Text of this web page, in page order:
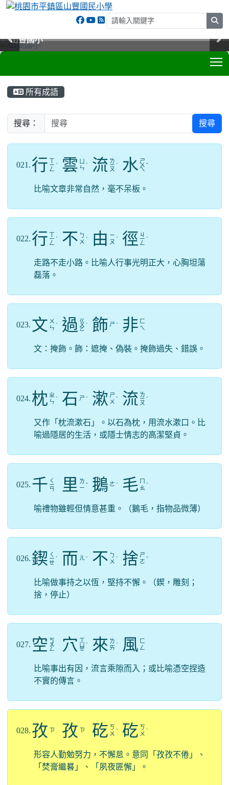
山豐國小
山豐國小
山豐國小
山豐國小
所有成語
搜尋： 搜尋
021. 行 ㄧ
ㄥ
ˊ 雲 ㄣ ˊ 流 ㄌ
ㄧ
ㄡ
ˊ 水 ㄕ
ㄨ
ㄟ
ˇ
比喻文章非常自然，毫不呆板。
022. 行 ㄧ
ㄥ
ˊ 不 ㄅ
ㄨ ˋ 由 ㄧ
ㄡ ˊ 徑 ㄐ
ㄧ
ㄥ
ˋ
走路不走小路。比喻人行事光明正大，心胸坦蕩
磊落。
023. 文 ㄨ
ㄣ ˋ 過 ㄍ
ㄨ
ㄛ
ˋ 飾 ㄕ ˋ 非 ㄈ
ㄟ
文：掩飾。飾：遮掩、偽裝。掩飾過失、錯誤。
024. 枕 ㄓ
ㄣ ˋ 石 ㄕ ˊ 漱 ㄕ
ㄨ ˋ 流 ㄌ
ㄧ
ㄡ
ˊ
又作「枕流漱石」。以石為枕，用流水漱口。比
喻過隱居的生活，或隱士情志的高潔堅貞。
025. 千 ㄑ
ㄧ
ㄢ 里 ㄌ
ㄧ ˇ 鵝 ㄜ ˊ 毛 ㄠ ˊ
喻禮物雖輕但情意甚重。（鵝毛，指物品微薄）
026. 鍥 ㄑ
ㄧ
ㄝ
ˋ 而 ㄦ ˊ 不 ㄅ
ㄨ ˋ 捨 ㄕ
ㄜ ˇ
比喻做事持之以恆，堅持不懈。（鍥，雕刻；
捨，停止）
027. 空 ㄎ
ㄨ
ㄥ 穴 ㄩ
ㄝ
ˋ 來 ㄌ
ㄞ ˊ 風 ㄈ
ㄥ
比喻事出有因，流言乘隙而入；或比喻憑空捏造
不實的傳言。
028. 孜 ㄗ 孜 ㄗ 矻 ㄎ
ㄨ ˋ 矻 ㄎ
ㄨ ˋ
形容人勤勉努力，不懈怠。意同「孜孜不倦」、
「焚膏繼晷」、「夙夜匪懈」。